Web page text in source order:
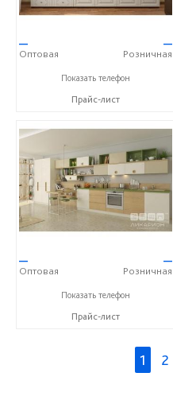
—
Оптовая
—
Розничная
+7 (903) 522-59-49
Показать телефон
Прайс-лист
—
Оптовая
—
Розничная
+7 (903) 522-59-49
Показать телефон
Прайс-лист
1 2